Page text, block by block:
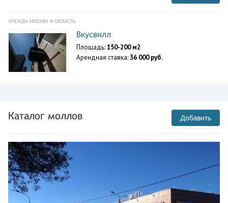
АРЕНДА МОСКВА И ОБЛАСТЬ
Вкусвилл
Площадь:150-200 м2
Арендная ставка: 36 000 руб.
Каталог моллов Добавить